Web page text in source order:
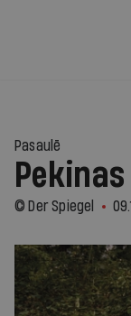
Pasaulē
© Der Spiegel